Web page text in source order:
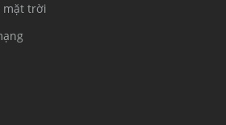
mặt trời